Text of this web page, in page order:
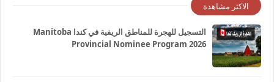
الاكثر مشاهدة
التسجيل للهجرة للمناطق الريفية في كندا Manitoba
Provincial Nominee Program 2026